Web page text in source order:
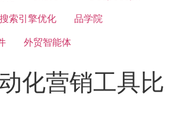
索引擎优化
品学院
外贸智能体
化营销工具比